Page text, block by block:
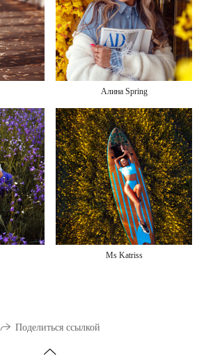
Алина Spring
Ms Katriss
Поделиться ссылкой